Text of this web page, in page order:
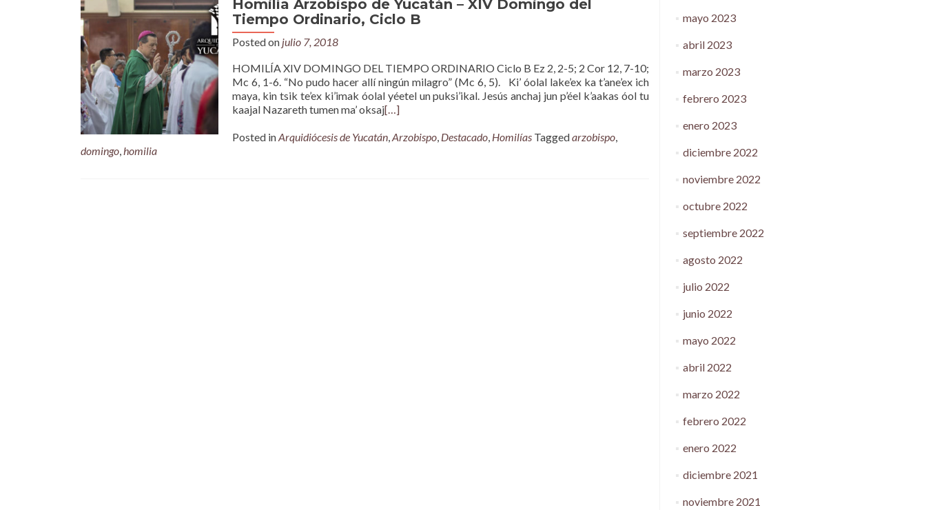
Homilía Arzobispo de Yucatán – XIV Domingo del
Tiempo Ordinario, Ciclo B
Posted on julio 7, 2018
HOMILÍA XIV DOMINGO DEL TIEMPO ORDINARIO Ciclo B Ez 2, 2-5; 2 Cor 12, 7-10;
Mc 6, 1-6. “No pudo hacer allí ningún milagro” (Mc 6, 5). Ki’ óolal lake’ex ka t’ane’ex ich
maya, kin tsik te’ex ki’imak óolal yéetel un puksi’ikal. Jesús anchaj jun p’éel k’aakas óol tu
kaajal Nazareth tumen ma’ oksaj[…]
Posted inArquidiócesis de Yucatán,Arzobispo, Destacado, Homilías Taggedarzobispo,
domingo,homilia
mayo 2023
abril 2023
marzo 2023
febrero 2023
enero 2023
diciembre 2022
noviembre 2022
octubre 2022
septiembre 2022
agosto 2022
julio 2022
junio 2022
mayo 2022
abril 2022
marzo 2022
febrero 2022
enero 2022
diciembre 2021
noviembre 2021